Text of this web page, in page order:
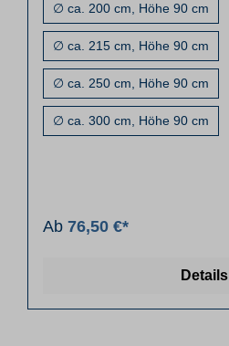
∅ ca. 200 cm, Höhe 90 cm
∅ ca. 215 cm, Höhe 90 cm
∅ ca. 250 cm, Höhe 90 cm
∅ ca. 300 cm, Höhe 90 cm
Ab 76,50 €*
Details